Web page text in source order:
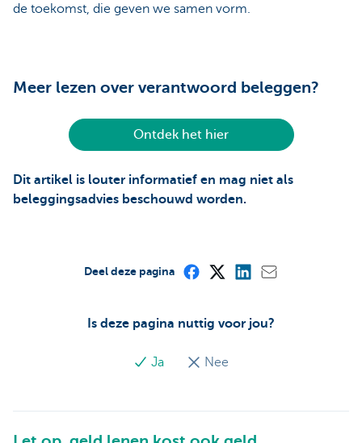
de toekomst, die geven we samen vorm.
Meer lezen over verantwoord beleggen?
Ontdek het hier
Dit artikel is louter informatief en mag niet als
beleggingsadvies beschouwd worden.
Is deze pagina nuttig voor jou?
Ja Nee
Deel deze pagina